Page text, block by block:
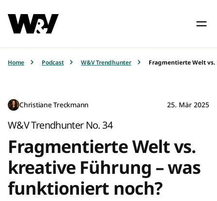
Home Podcast W&V Trendhunter Fragmentierte Welt
Christiane Treckmann 25. Mär 2025
W&V Trendhunter No. 34
Fragmentierte Welt vs.
kreative Führung – was
funktioniert noch?